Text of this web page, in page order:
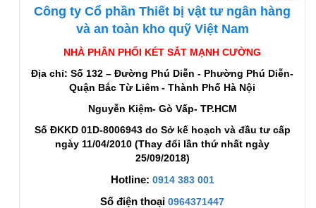
Công ty Cổ phần Thiết bị vật tư ngân hàng
và an toàn kho quỹ Việt Nam
NHÀ PHÂN PHỐI KÉT SẮT MẠNH CƯỜNG
Địa chỉ: Số 132 – Đường Phú Diễn - Phường Phú Diễn-
Quận Bắc Từ Liêm - Thành Phố Hà Nội
Nguyễn Kiệm- Gò Vấp- TP.HCM
Số ĐKKD 01D-8006943 do Sở kế hoạch và đầu tư cấp
ngày 11/04/2010 (Thay đổi lần thứ nhất ngày
25/09/2018)
Hotline: 0914 383 001
Số điện thoại 0964371447